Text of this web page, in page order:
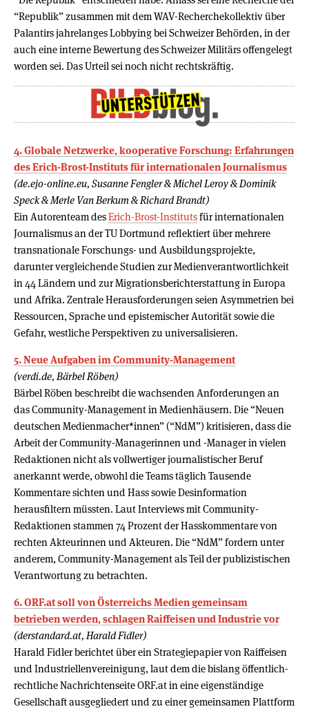
“Republik” zusammen mit dem WAV-Recherchekollektiv über
Palantirs jahrelanges Lobbying bei Schweizer Behörden, in der
auch eine interne Bewertung des Schweizer Militärs offengelegt
worden sei. Das Urteil sei noch nicht rechtskräftig.
4. Globale Netzwerke, kooperative Forschung: Erfahrungen
des Erich-Brost-Instituts für internationalen Journalismus
(de.ejo-online.eu, Susanne Fengler & Michel Leroy & Dominik
Speck & Merle Van Berkum & Richard Brandt)
Ein Autorenteam desErich-Brost-Institutsfür internationalen
Journalismus an der TU Dortmund reflektiert über mehrere
transnationale Forschungs- und Ausbildungsprojekte,
darunter vergleichende Studien zur Medienverantwortlichkeit
in 44 Ländern und zur Migrationsberichterstattung in Europa
und Afrika. Zentrale Herausforderungen seien Asymmetrien bei
Ressourcen, Sprache und epistemischer Autorität sowie die
Gefahr, westliche Perspektiven zu universalisieren.
5. Neue Aufgaben im Community-Management
(verdi.de, Bärbel Röben)
Bärbel Röben beschreibt die wachsenden Anforderungen an
das Community-Management in Medienhäusern. Die “Neuen
deutschen Medienmacher*innen” (“NdM”) kritisieren, dass die
Arbeit der Community-Managerinnen und -Manager in vielen
Redaktionen nicht als vollwertiger journalistischer Beruf
anerkannt werde, obwohl die Teams täglich Tausende
Kommentare sichten und Hass sowie Desinformation
herausfiltern müssten. Laut Interviews mit Community-
Redaktionen stammen 74 Prozent der Hasskommentare von
rechten Akteurinnen und Akteuren. Die “NdM” fordern unter
anderem, Community-Management als Teil der publizistischen
Verantwortung zu betrachten.
6. ORF.at soll von Österreichs Medien gemeinsam
betrieben werden, schlagen Raiffeisen und Industrie vor
(derstandard.at, Harald Fidler)
Harald Fidler berichtet über ein Strategiepapier von Raiffeisen
und Industriellenvereinigung, laut dem die bislang öffentlich-
rechtliche Nachrichtenseite ORF.at in eine eigenständige
Gesellschaft ausgegliedert und zu einer gemeinsamen Plattform